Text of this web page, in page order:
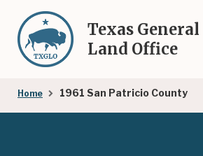
main
content
Texas General
Land Office
Breadcrumb
Home 1961 San Patricio County